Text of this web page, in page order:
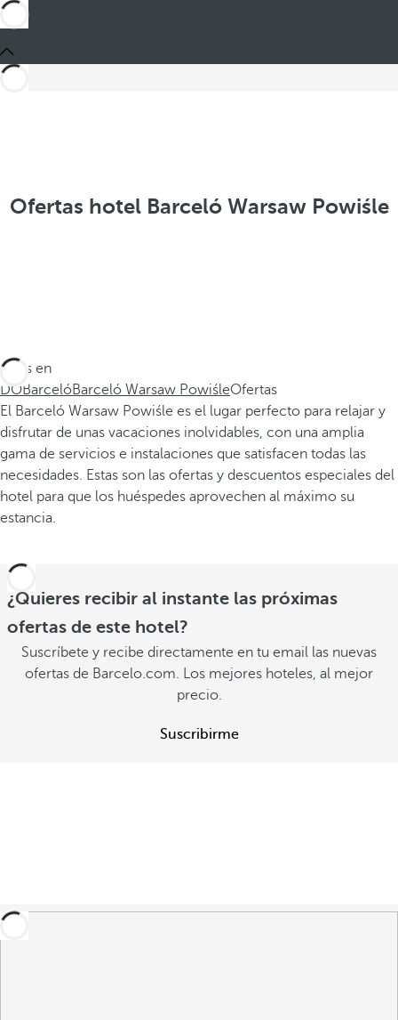
Ofertas hotel Barceló Warsaw Powiśle
Estás en
DOBarcelóBarceló Warsaw PowiśleOfertas
El Barceló Warsaw Powiśle es el lugar perfecto para relajar y
disfrutar de unas vacaciones inolvidables, con una amplia
gama de servicios e instalaciones que satisfacen todas las
necesidades. Estas son las ofertas y descuentos especiales del
hotel para que los huéspedes aprovechen al máximo su
estancia.
¿Quieres recibir al instante las próximas
ofertas de este hotel?
Suscríbete y recibe directamente en tu email las nuevas
ofertas de Barcelo.com. Los mejores hoteles, al mejor
precio.
Suscribirme